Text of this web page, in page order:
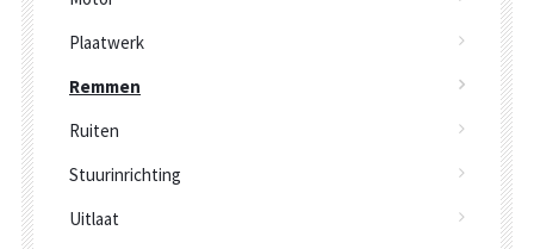
Plaatwerk
Remmen
Ruiten
Stuurinrichting
Uitlaat